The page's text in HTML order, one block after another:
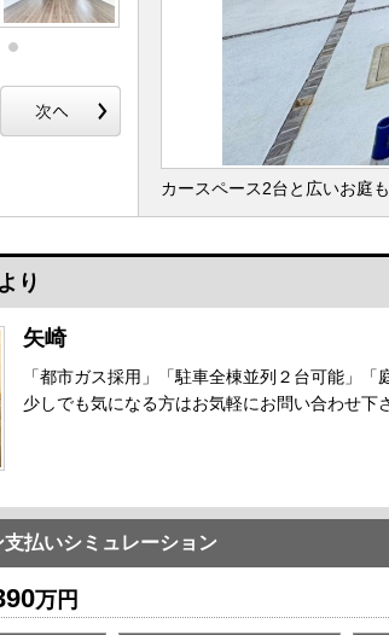
カースペース2台と広いお庭も
り
矢崎
「都市ガス採用」「駐車全棟並列２台可能」
少しでも気になる方はお気軽にお問い合わせ下
払いシミュレーション
万円